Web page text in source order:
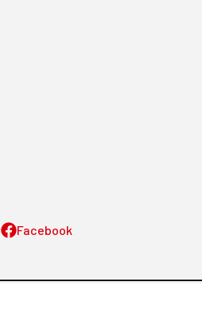
Facebook